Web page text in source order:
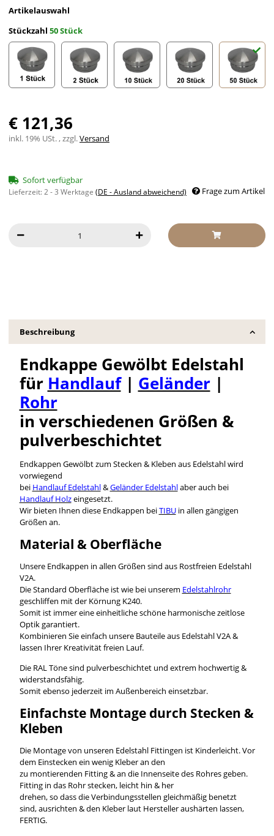
Artikelauswahl
Stückzahl 50 Stück
€ 121,36
inkl. 19% USt. , zzgl.Versand
Sofort verfügbar
Lieferzeit:2 - 3 Werktage (DE - Ausland abweichend) Frage zum Artikel
Beschreibung
Endkappe Gewölbt Edelstahl
für Handlauf| Geländer|
Rohr
in verschiedenen Größen &
pulverbeschichtet
Endkappen Gewölbt zum Stecken & Kleben aus Edelstahl wird
vorwiegend
bei Handlauf Edelstahl&Geländer Edelstahlaber auch bei
Handlauf Holzeingesetzt.
Wir bieten Ihnen diese Endkappen beiTIBUin allen gängigen
Größen an.
Material & Oberfläche
Unsere Endkappen in allen Größen sind aus Rostfreien Edelstahl
V2A.
Die Standard Oberfläche ist wie bei unserem Edelstahlrohr
geschliffen mit der Körnung K240.
Somit ist immer eine einheitliche schöne harmonische zeitlose
Optik garantiert.
Kombinieren Sie einfach unsere Bauteile aus Edelstahl V2A &
lassen Ihrer Kreativität freien Lauf.
Die RAL Töne sind pulverbeschichtet und extrem hochwertig &
widerstandsfähig.
Somit ebenso jederzeit im Außenbereich einsetzbar.
Einfachste Montage durch Stecken &
Kleben
Die Montage von unseren Edelstahl Fittingen ist Kinderleicht. Vor
dem Einstecken ein wenig Kleber an den
zu montierenden Fitting & an die Innenseite des Rohres geben.
Fitting in das Rohr stecken, leicht hin & her
drehen, so dass die Verbindungsstellen gleichmäßig benetzt
sind, ausrichten & den Kleber laut Hersteller aushärten lassen,
FERTIG.